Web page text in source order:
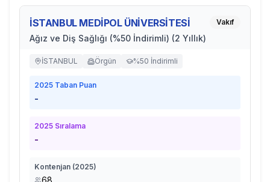
İSTANBUL MEDİPOL ÜNİVERSİTESİ
Ağız ve Diş Sağlığı (%50 İndirimli) (2 Yıllık)
Vakıf
İSTANBUL Örgün %50 İndirimli
2025 Taban Puan
-
2025 Sıralama
-
Kontenjan (2025)
68